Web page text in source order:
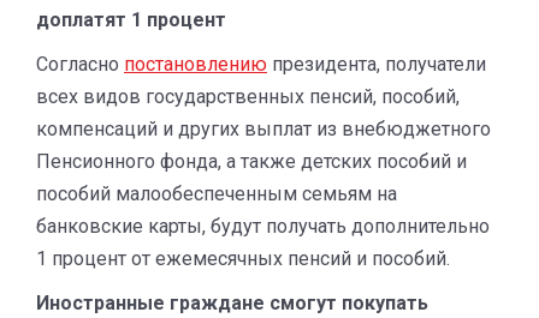
доплатят 1 процент
Согласно постановлению президента, получатели
всех видов государственных пенсий, пособий,
компенсаций и других выплат из внебюджетного
Пенсионного фонда, а также детских пособий и
пособий малообеспеченным семьям на
банковские карты, будут получать дополнительно
1 процент от ежемесячных пенсий и пособий.
Иностранные граждане смогут покупать